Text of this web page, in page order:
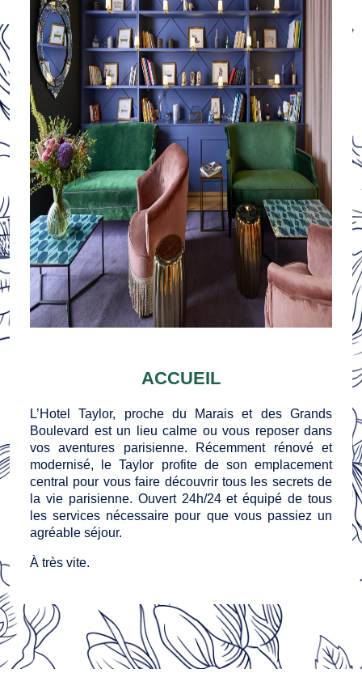
ACCUEIL
L’Hotel Taylor, proche du Marais et des Grands
Boulevard est un lieu calme ou vous reposer dans
vos aventures parisienne. Récemment rénové et
modernisé, le Taylor profite de son emplacement
central pour vous faire découvrir tous les secrets de
la vie parisienne. Ouvert 24h/24 et équipé de tous
les services nécessaire pour que vous passiez un
agréable séjour.
À très vite.